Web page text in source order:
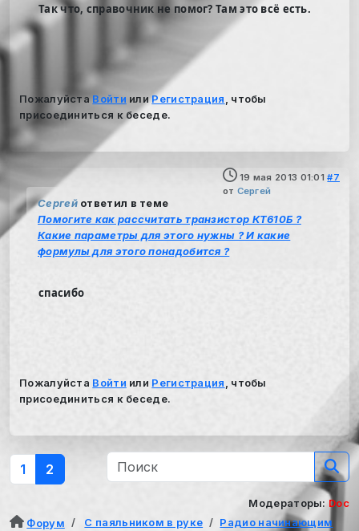
Так что, справочник не помог? Там это всё есть.
ПожалуйстаВойти илиРегистрация
, чтобы
присоединиться к беседе.
19 мая 2013 01:01 #7
от Сергей
Сергейответил в теме
Помогите как рассчитать транзистор КТ610Б ?
Какие параметры для этого нужны ? И какие
формулы для этого понадобится ?
спасибо
Пожалуйста Войти или Регистрация
, чтобы
присоединиться к беседе.
1 2
Модераторы: Doc
Форум
С паяльником в руке
Радио начинающим